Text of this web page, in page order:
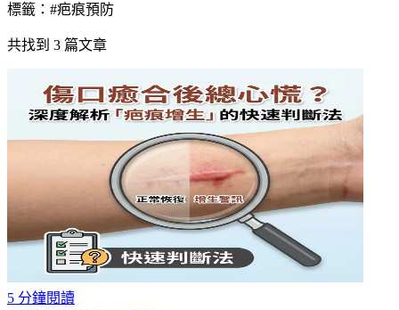
標籤：#疤痕預防
共找到 3 篇文章
5 分鐘閱讀